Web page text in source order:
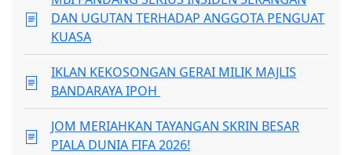
DAN UGUTAN TERHADAP ANGGOTA PENGUAT
KUASA
IKLAN KEKOSONGAN GERAI MILIK MAJLIS
BANDARAYA IPOH
JOM MERIAHKAN TAYANGAN SKRIN BESAR
PIALA DUNIA FIFA 2026!